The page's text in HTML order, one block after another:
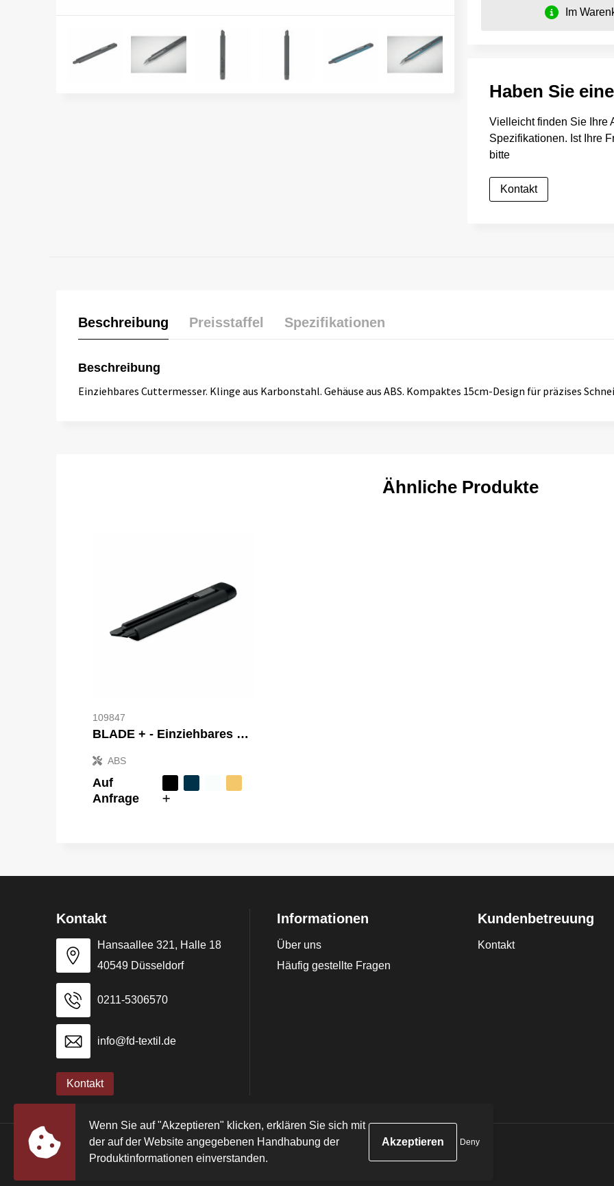
Im
Haben Sie
Vielleicht finden Sie Ihre
Spezifikationen. Ist Ihre
bitte
Kontakt
Beschreibung Preisstaffel Spezifikationen
Beschreibung
Einziehbares Cuttermesser. Klinge aus Karbonstahl. Gehäuse aus ABS. Kompaktes 15cm-Design für präzises
Ähnliche Produkte
109847
BLADE + - Einziehbares Cuttermesser
ABS
Auf
Anfrage
Kontakt
Hansaallee 321, Halle 18
40549 Düsseldorf
0211-5306570
info@fd-textil.de
Kontakt
Informationen
Über uns
Häufig gestellte Fragen
Kundenbetreuung
Kontakt
© Copyright FD Textil GmbH & Co. KG 2024
Wenn Sie auf "Akzeptieren" klicken, erklären Sie sich mit
der auf der Website angegebenen Handhabung der
Produktinformationen einverstanden.
Deny